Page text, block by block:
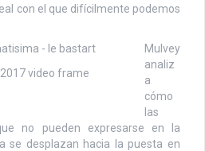
con el que difícilmente podemos
video frame
Mulvey
analiz
a
cómo
las
no pueden expresarse en la
se desplazan hacia la puesta en